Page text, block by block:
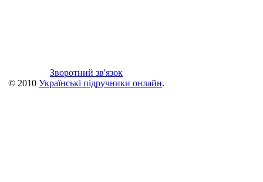
Зворотний зв'язок
© 2010 Українські підручники онлайн.